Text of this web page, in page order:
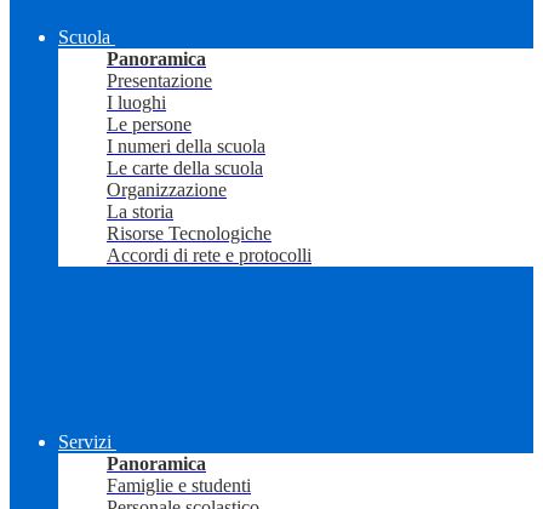
Scuola
Panoramica
Presentazione
I luoghi
Le persone
I numeri della scuola
Le carte della scuola
Organizzazione
La storia
Risorse Tecnologiche
Accordi di rete e protocolli
Servizi
Panoramica
Famiglie e studenti